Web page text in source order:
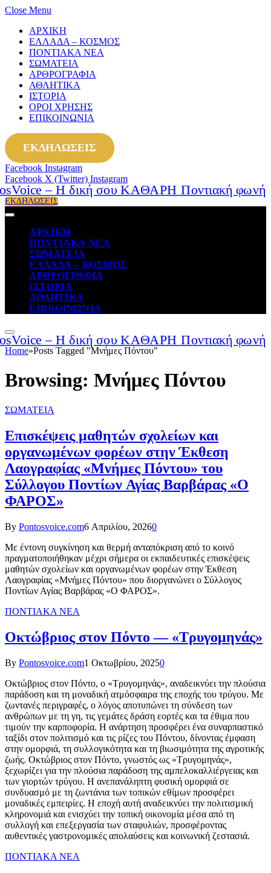
Close Menu
ΑΡΧΙΚΗ
ΕΛΛΑΔΑ – ΚΟΣΜΟΣ
ΠΟΝΤΙΑΚΑ ΝΕΑ
ΣΩΜΑΤΕΙΑ
ΑΡΘΡΟΓΡΑΦΙΑ
ΑΘΛΗΤΙΚΑ
ΙΣΤΟΡΙΑ
ΟΡΟΙ ΧΡΗΣΗΣ
ΕΠΙΚΟΙΝΩΝΙΑ
ΕΚΔΗΛΩΣΕΙΣ
Facebook Instagram
Facebook X (Twitter) Instagram
ΕΚΔΗΛΩΣΕΙΣ
ΑΡΧΙΚΗ
ΠΟΝΤΙΑΚΑ ΝΕΑ
ΣΩΜΑΤΕΙΑ
ΕΛΛΑΔΑ – ΚΟΣΜΟΣ
ΑΡΘΡΟΓΡΑΦΙΑ
ΙΣΤΟΡΙΑ
ΑΘΛΗΤΙΚΑ
ΕΠΙΚΟΙΝΩΝΙΑ
Home»Posts Tagged "Μνήμες Πόντου"
Browsing: Μνήμες Πόντου
ΣΩΜΑΤΕΙΑ
Επισκέψεις μαθητών σχολείων και
οργανωμένων φορέων στην Έκθεση
Λαογραφίας «Μνήμες Πόντου» του
Σύλλογου Ποντίων Αγίας Βαρβάρας «Ο
ΦΑΡΟΣ»
By Pontosvoice.com6 Απριλίου, 20260
Με έντονη συγκίνηση και θερμή ανταπόκριση από το κοινό
πραγματοποιήθηκαν μέχρι σήμερα οι εκπαιδευτικές επισκέψεις
μαθητών σχολείων και οργανωμένων φορέων στην Έκθεση
Λαογραφίας «Μνήμες Πόντου» που διοργανώνει ο Σύλλογος
Ποντίων Αγίας Βαρβάρας «Ο ΦΑΡΟΣ».
ΠΟΝΤΙΑΚΑ ΝΕΑ
Οκτώβριος στον Πόντο — «Τρυγομηνάς»
By Pontosvoice.com1 Οκτωβρίου, 20250
Οκτώβριος στον Πόντο, ο «Τρυγομηνάς», αναδεικνύει την πλούσια
παράδοση και τη μοναδική ατμόσφαιρα της εποχής του τρύγου. Με
ζωντανές περιγραφές, ο λόγος αποτυπώνει τη σύνδεση των
ανθρώπων με τη γη, τις γεμάτες δράση εορτές και τα έθιμα που
τιμούν την καρποφορία. Η ανάρτηση προσφέρει ένα συναρπαστικό
ταξίδι στον πολιτισμό και τις ρίζες του Πόντου, δίνοντας έμφαση
στην ομορφιά, τη συλλογικότητα και τη βιωσιμότητα της αγροτικής
ζωής. Οκτώβριος στον Πόντο, γνωστός ως «Τρυγομηνάς»,
ξεχωρίζει για την πλούσια παράδοση της αμπελοκαλλιέργειας και
των γιορτών τρύγου. Η ανεπανάληπτη φυσική ομορφιά σε
συνδυασμό με τη ζωντάνια των τοπικών εθίμων προσφέρει
μοναδικές εμπειρίες. Η εποχή αυτή αναδεικνύει την πολιτισμική
κληρονομιά και ενισχύει την τοπική οικονομία μέσα από τη
συλλογή και επεξεργασία των σταφυλιών, προσφέροντας
αυθεντικές γαστρονομικές απολαύσεις και κοινωνική ζεστασιά.
ΠΟΝΤΙΑΚΑ ΝΕΑ